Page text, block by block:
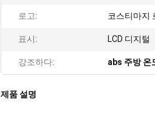
로고: 코스티마지
표시: LCD 디지털
강조하다: abs 주방 온
제품 설명